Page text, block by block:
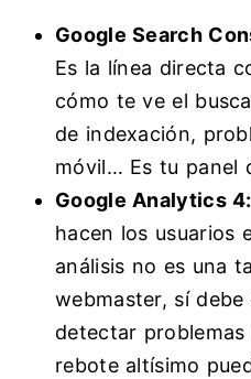
Google Search
Es la línea directa
cómo te ve el
de indexación,
móvil… Es tu panel
Google Analytics 4:
hacen los usuarios
análisis no es una
webmaster, sí
detectar
rebote altísimo